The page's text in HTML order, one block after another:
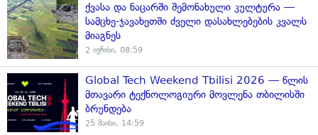
ქვასა და ნაცარში შემონახული კულტურა —
სამცხე-ჯავახეთში ძველი დასახლებების კვალს
მიაგნეს
2 ივნისი, 08:59
Global Tech Weekend Tbilisi 2026 — წლის
მთავარი ტექნოლოგიური მოვლენა თბილისში
ბრუნდება
25 მაისი, 14:59